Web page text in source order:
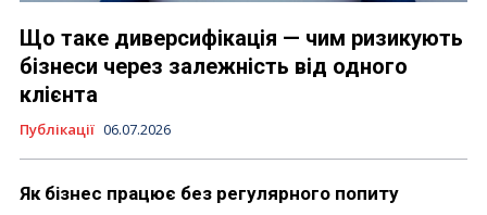
Що таке диверсифікація — чим ризикують
бізнеси через залежність від одного
клієнта
Публікації 06.07.2026
Як бізнес працює без регулярного попиту